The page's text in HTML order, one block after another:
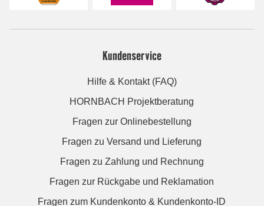
Kundenservice
Hilfe & Kontakt (FAQ)
HORNBACH Projektberatung
Fragen zur Onlinebestellung
Fragen zu Versand und Lieferung
Fragen zu Zahlung und Rechnung
Fragen zur Rückgabe und Reklamation
Fragen zum Kundenkonto & Kundenkonto-ID